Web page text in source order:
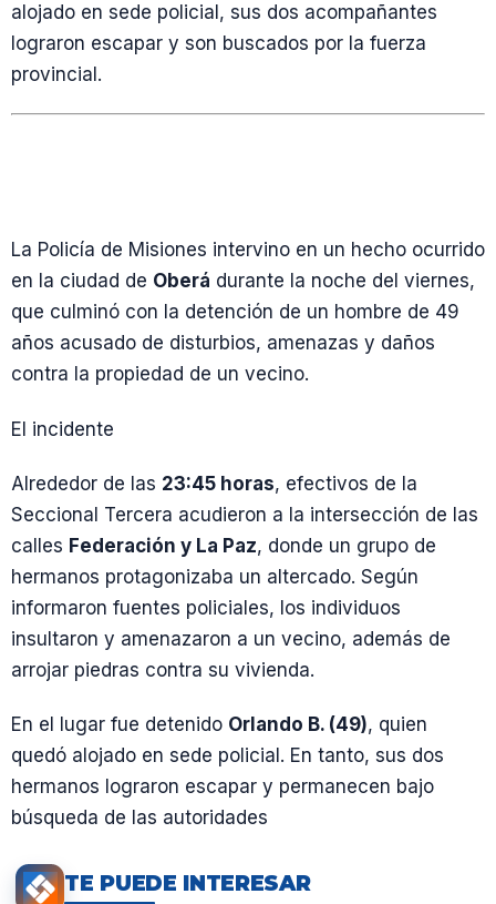
alojado en sede policial, sus dos acompañantes
lograron escapar y son buscados por la fuerza
provincial.
La Policía de Misiones intervino en un hecho ocurrido
en la ciudad de Oberá durante la noche del viernes,
que culminó con la detención de un hombre de 49
años acusado de disturbios, amenazas y daños
contra la propiedad de un vecino.
El incidente
Alrededor de las 23:45 horas, efectivos de la
Seccional Tercera acudieron a la intersección de las
calles Federación y La Paz, donde un grupo de
hermanos protagonizaba un altercado. Según
informaron fuentes policiales, los individuos
insultaron y amenazaron a un vecino, además de
arrojar piedras contra su vivienda.
En el lugar fue detenido Orlando B. (49), quien
quedó alojado en sede policial. En tanto, sus dos
hermanos lograron escapar y permanecen bajo
búsqueda de las autoridades
TE PUEDE INTERESAR